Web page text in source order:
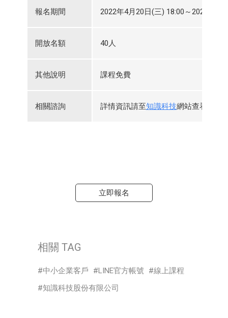
報名期間 2022年4月20日(三) 18:00～2022年5
開放名額 40人
其他說明 課程免費
相關諮詢 詳情資訊請至知識科技網站查看，或
立即報名
相關 TAG
中小企業客戶 LINE官方帳號
線上課程
知識科技股份有限公司